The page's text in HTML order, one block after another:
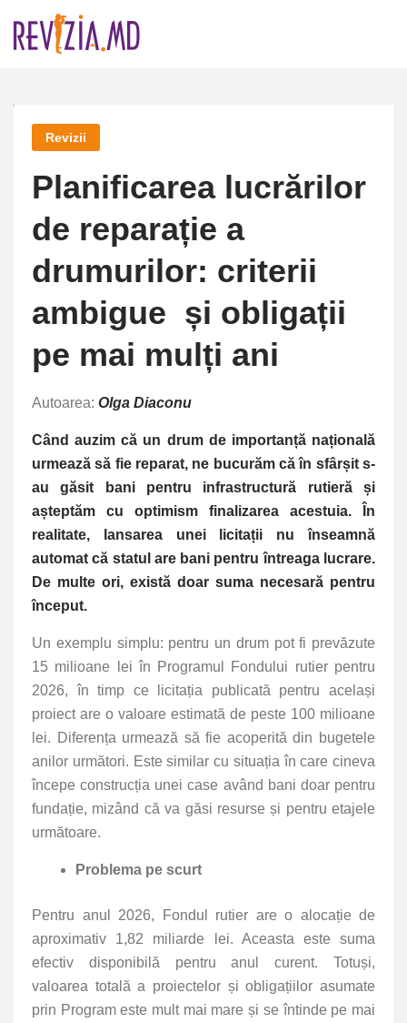
Revizii
Planificarea lucrărilor
de reparație a
drumurilor: criterii
ambigue și obligații
pe mai mulți ani
Autoarea: Olga Diaconu
Când auzim că un drum de importanță națională
urmează să fie reparat, ne bucurăm că în sfârșit s-
au găsit bani pentru infrastructură rutieră și
așteptăm cu optimism finalizarea acestuia. În
realitate, lansarea unei licitații nu înseamnă
automat că statul are bani pentru întreaga lucrare.
De multe ori, există doar suma necesară pentru
început.
Un exemplu simplu: pentru un drum pot fi prevăzute
15 milioane lei în Programul Fondului rutier pentru
2026, în timp ce licitația publicată pentru același
proiect are o valoare estimată de peste 100 milioane
lei. Diferența urmează să fie acoperită din bugetele
anilor următori. Este similar cu situația în care cineva
începe construcția unei case având bani doar pentru
fundație, mizând că va găsi resurse și pentru etajele
următoare.
Problema pe scurt
Pentru anul 2026, Fondul rutier are o alocație de
aproximativ 1,82 miliarde lei. Aceasta este suma
efectiv disponibilă pentru anul curent. Totuși,
valoarea totală a proiectelor și obligațiilor asumate
prin Program este mult mai mare și se întinde pe mai